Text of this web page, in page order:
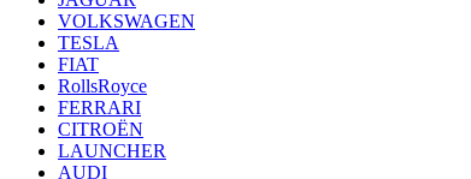
VOLKSWAGEN
TESLA
FIAT
RollsRoyce
FERRARI
CITROËN
LAUNCHER
AUDI